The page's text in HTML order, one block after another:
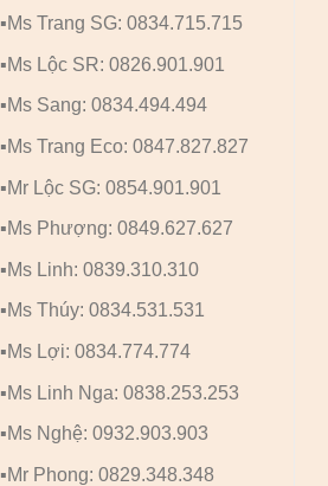
▪️Ms Trang SG: 0834.715.715
▪️Ms Lộc SR: 0826.901.901
▪️Ms Sang: 0834.494.494
▪️Ms Trang Eco: 0847.827.827
▪️Mr Lộc SG: 0854.901.901
▪️Ms Phượng: 0849.627.627
▪️Ms Linh: 0839.310.310
▪️Ms Thúy: 0834.531.531
▪️Ms Lợi: 0834.774.774
▪️Ms Linh Nga: 0838.253.253
▪️Ms Nghệ: 0932.903.903
▪️Mr Phong: 0829.348.348